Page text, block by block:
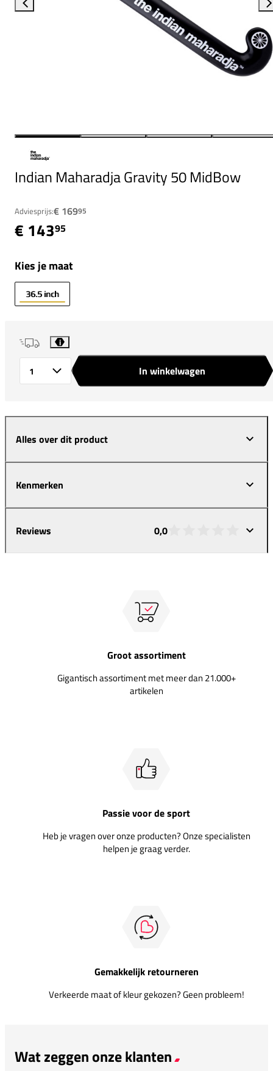
Indian Maharadja Gravity 50 MidBow
Adviesprijs:€ 16995
€ 14395
Kies je maat
36.5 inch
i
In winkelwagen
Alles over dit product
Kenmerken
Reviews 0,0
Groot assortiment
Gigantisch assortiment met meer dan 21.000+
artikelen
Passie voor de sport
Heb je vragen over onze producten? Onze specialisten
helpen je graag verder.
Gemakkelijk retourneren
Verkeerde maat of kleur gekozen? Geen probleem!
Wat zeggen onze klanten